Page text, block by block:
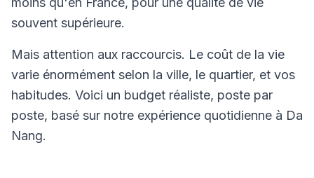
souvent supérieure.
Mais attention aux raccourcis. Le coût de la vie
varie énormément selon la ville, le quartier, et vos
habitudes. Voici un budget réaliste, poste par
poste, basé sur notre expérience quotidienne à Da
Nang.